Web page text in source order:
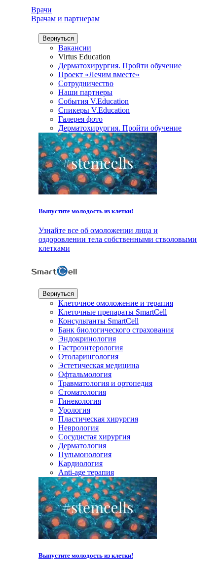
Врачи
Врачам и партнерам
Вернуться
Вакансии
Virtus Education
Дерматохирургия. Пройти обучение
Проект «Лечим вместе»
Сотрудничество
Наши партнеры
События V.Education
Спикеры V.Education
Галерея фото
Дерматохирургия. Пройти обучение
Выпустите молодость из клетки!
Узнайте все об омоложении лица и
оздоровлении тела собственными стволовыми
клетками
Вернуться
Клеточное омоложение и терапия
Клеточные препараты SmartCell
Консультанты SmartCell
Банк биологического страхования
Эндокринология
Гастроэнтерология
Отоларингология
Эстетическая медицина
Офтальмология
Травматология и ортопедия
Стоматология
Гинекология
Урология
Пластическая хирургия
Неврология
Сосудистая хирургия
Дерматология
Пульмонология
Кардиология
Anti-age терапия
Выпустите молодость из клетки!